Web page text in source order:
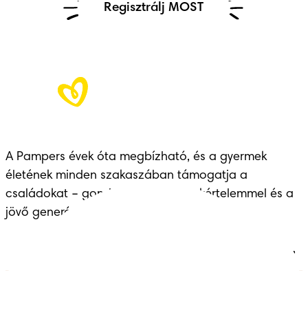
Regisztrálj MOST
A Pampers évek óta megbízható, és a gyermek
életének minden szakaszában támogatja a
családokat – gondoskodással, szakértelemmel és a
jövő generációinak átadott örökséggel.